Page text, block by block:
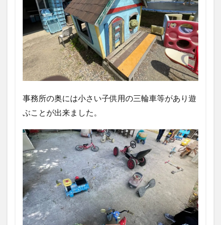
事務所の奥には小さい子供用の三輪車等があり遊
ぶことが出来ました。